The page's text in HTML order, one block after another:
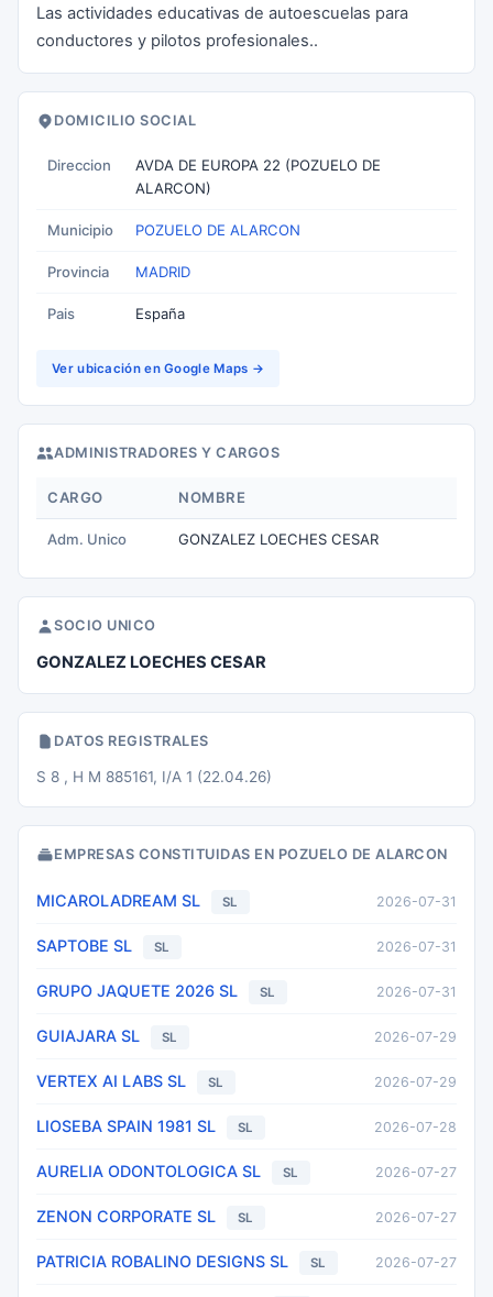
Las actividades educativas de autoescuelas para
conductores y pilotos profesionales..
DOMICILIO SOCIAL
Direccion
AVDA DE EUROPA 22 (POZUELO DE
ALARCON)
Municipio POZUELO DE ALARCON
Provincia MADRID
Pais España
Ver ubicación en Google Maps →
ADMINISTRADORES Y CARGOS
CARGO NOMBRE
Adm. Unico GONZALEZ LOECHES CESAR
SOCIO UNICO
GONZALEZ LOECHES CESAR
DATOS REGISTRALES
S 8 , H M 885161, I/A 1 (22.04.26)
EMPRESAS CONSTITUIDAS EN POZUELO DE ALARCON
MICAROLADREAM SL SL 2026-07-31
SAPTOBE SL SL 2026-07-31
GRUPO JAQUETE 2026 SL SL 2026-07-31
GUIAJARA SL SL 2026-07-29
VERTEX AI LABS SL SL 2026-07-29
LIOSEBA SPAIN 1981 SL SL 2026-07-28
AURELIA ODONTOLOGICA SL SL 2026-07-27
ZENON CORPORATE SL SL 2026-07-27
PATRICIA ROBALINO DESIGNS SL SL 2026-07-27